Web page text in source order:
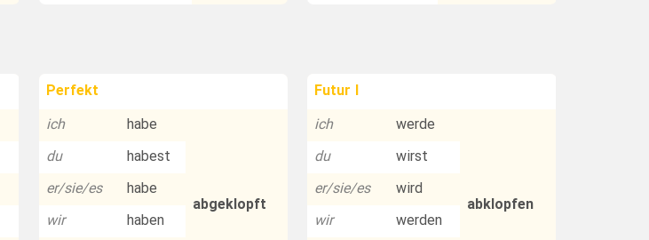
Perfekt
ich
habe
abgeklopft
du
habest
er/sie/es
habe
wir
haben
Futur I
ich
werde
abklopfen
du
wirst
er/sie/es
wird
wir
werden